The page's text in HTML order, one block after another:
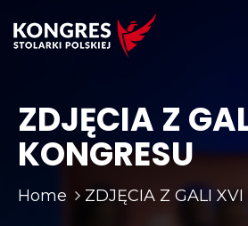
ZDJĘCIA Z
KONGRESU
Home ZDJĘCIA Z GALI XVI